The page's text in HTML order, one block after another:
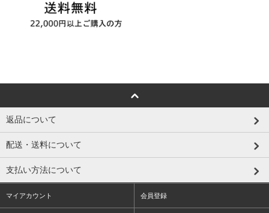
返品について
配送・送料について
支払い方法について
マイアカウント 会員登録